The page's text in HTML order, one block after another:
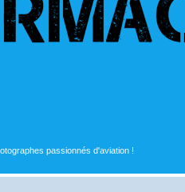
passionnés d'aviation !